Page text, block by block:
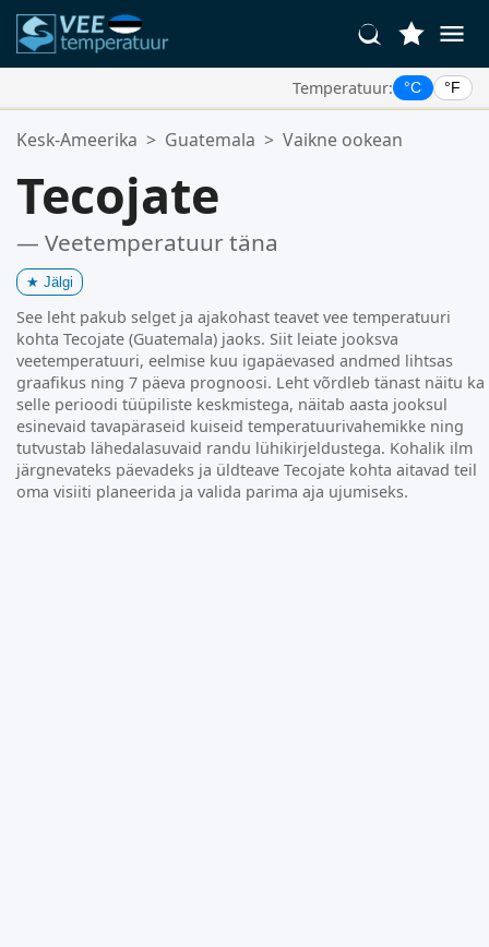
Temperatuur: °C °F
Teie Lemmikasukohad:
Kesk-Ameerika > Guatemala > Vaikne ookean
Tecojate
— Veetemperatuur täna
★ Jälgi
See leht pakub selget ja ajakohast teavet vee temperatuuri
kohta Tecojate (Guatemala) jaoks. Siit leiate jooksva
veetemperatuuri, eelmise kuu igapäevased andmed lihtsas
graafikus ning 7 päeva prognoosi. Leht võrdleb tänast näitu ka
selle perioodi tüüpiliste keskmistega, näitab aasta jooksul
esinevaid tavapäraseid kuiseid temperatuurivahemikke ning
tutvustab lähedalasuvaid randu lühikirjeldustega. Kohalik ilm
järgnevateks päevadeks ja üldteave Tecojate kohta aitavad teil
oma visiiti planeerida ja valida parima aja ujumiseks.